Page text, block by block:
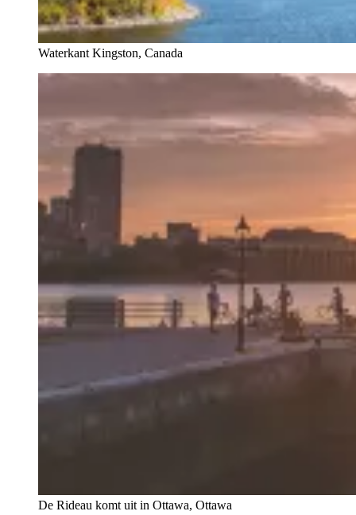
Waterkant Kingston, Canada
De Rideau komt uit in Ottawa, Ottawa